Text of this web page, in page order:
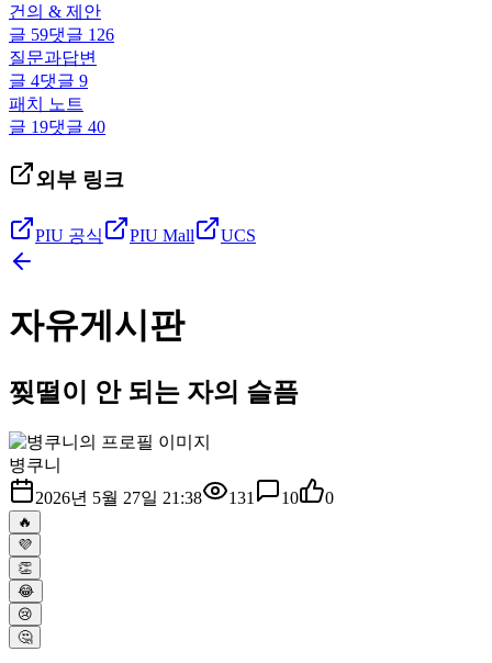
건의 & 제안
글 59댓글 126
질문과답변
글 4댓글 9
패치 노트
글 19댓글 40
외부 링크
PIU 공식 PIU Mall UCS
자유게시판
찢떨이 안 되는 자의 슬픔
병쿠니
2026년 5월 27일 21:38
131 10 0
🔥
💜
👏
😂
😢
🤔